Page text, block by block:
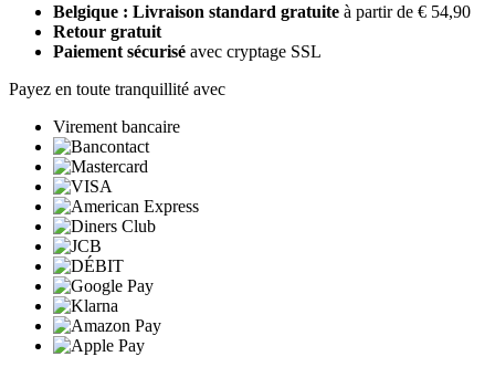
Belgique : Livraison standard gratuite à partir de € 54,90
Retour gratuit
Paiement sécurisé avec cryptage SSL
Payez en toute tranquillité avec
Virement bancaire